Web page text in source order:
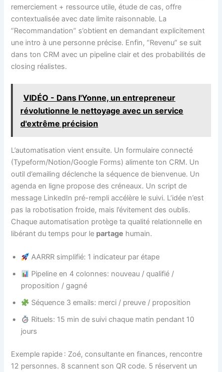
remerciement + ressource utile, étude de cas, offre
contextualisée avec date limite raisonnable. La
“Recommandation” s’obtient en demandant explicitement
une intro à une personne précise. Enfin, “Revenu” se suit
dans ton CRM avec un pipeline clair et des probabilités de
closing réalistes.
VIDÉO - Dans l'Yonne, un entrepreneur
révolutionne le nettoyage avec un service
d'extrême précision
L’automatisation vient ensuite. Un formulaire connecté
(Typeform/Notion/Google Forms) alimente ton CRM. Un
outil d’emailing déclenche la séquence de bienvenue. Un
agenda en ligne propose des créneaux. Un script de
message LinkedIn pré-rempli accélère le suivi. L’idée n’est
pas la robotisation froide, mais l’évitement des oublis.
Chaque automatisation protège ta qualité relationnelle en
libérant du temps pour le partage humain.
AARRR simplifié: 1 indicateur par étape
Pipeline en 4 colonnes: nouveau / qualifié /
proposition / gagné
Séquence 3 emails: merci / preuve / proposition
Rituels: 15 min de suivi chaque matin pendant 10
jours
Exemple rapide : Zoé, consultante en finances, rencontre
12 personnes. 8 scannent son QR code. 5 réservent un